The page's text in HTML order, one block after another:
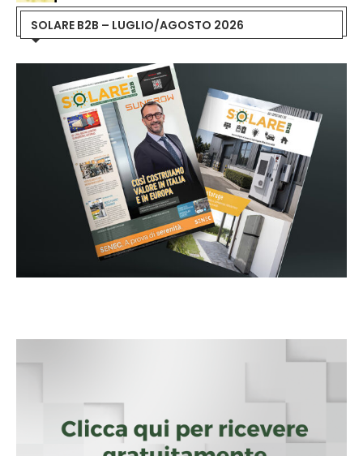
SOLARE B2B – LUGLIO/AGOSTO 2026